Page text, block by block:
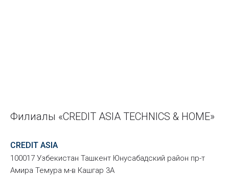
Филиалы «CREDIT ASIA TECHNICS & HOME»
CREDIT ASIA
100017 Узбекистан Ташкент Юнусабадский район пр-т
Амира Темура м-в Кашгар 3А